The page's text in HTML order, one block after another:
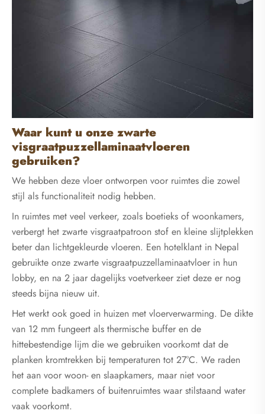
Waar kunt u onze zwarte
visgraatpuzzellaminaatvloeren
gebruiken?
We hebben deze vloer ontworpen voor ruimtes die zowel
stijl als functionaliteit nodig hebben.
In ruimtes met veel verkeer, zoals boetieks of woonkamers,
verbergt het zwarte visgraatpatroon stof en kleine slijtplekken
beter dan lichtgekleurde vloeren. Een hotelklant in Nepal
gebruikte onze zwarte visgraatpuzzellaminaatvloer in hun
lobby, en na 2 jaar dagelijks voetverkeer ziet deze er nog
steeds bijna nieuw uit.
Het werkt ook goed in huizen met vloerverwarming. De dikte
van 12 mm fungeert als thermische buffer en de
hittebestendige lijm die we gebruiken voorkomt dat de
planken kromtrekken bij temperaturen tot 27°C. We raden
het aan voor woon- en slaapkamers, maar niet voor
complete badkamers of buitenruimtes waar stilstaand water
vaak voorkomt.